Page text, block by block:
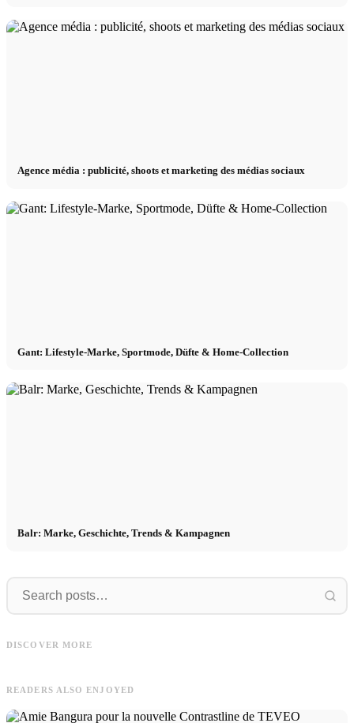
Agence média : publicité, shoots et marketing des médias sociaux
Gant: Lifestyle-Marke, Sportmode, Düfte & Home-Collection
Balr: Marke, Geschichte, Trends & Kampagnen
DISCOVER MORE
Stefanie Giesinger & Kendall Jenner
READERS ALSO ENJOYED